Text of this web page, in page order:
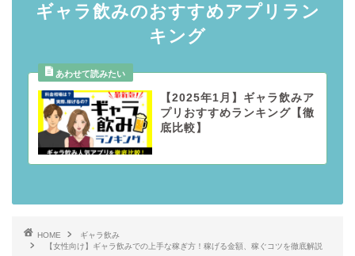
ギャラ飲みのおすすめアプリラン
キング
【2025年1月】ギャラ飲みア
プリおすすめランキング【徹
底比較】
HOME
ギャラ飲み
【女性向け】ギャラ飲みでの上手な稼ぎ方！稼げる金額、稼ぐコツを徹底解説